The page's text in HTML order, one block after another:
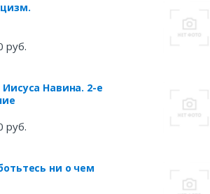
руб.
Иисуса Навина. 2-е
руб.
ни о чем